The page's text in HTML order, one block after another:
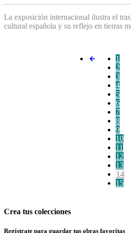
La exposición internacional ilustra el
cultural española y su reflejo en tierras
1
2
3
4
5
6
7
8
9
10
11
12
13
14
15
Crea tus colecciones
Regístrate para guardar tus obras favoritas